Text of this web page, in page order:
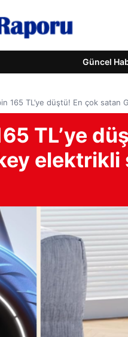
Güncel
165 TL’ye düştü! En çok
TL’ye